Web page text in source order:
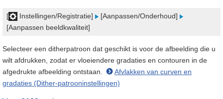
[ Instellingen/Registratie]
[Aanpassen/Onderhoud]
[Aanpassen beeldkwaliteit]
Selecteer een ditherpatroon dat geschikt is voor de afbeelding die u
wilt afdrukken, zodat er vloeiendere gradaties en contouren in de
afgedrukte afbeelding ontstaan.
Afvlakken van curven en
gradaties (Dither-patrooninstellingen)